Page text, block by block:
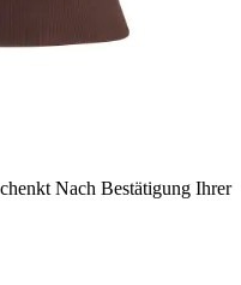
Nach Bestätigung Ihrer